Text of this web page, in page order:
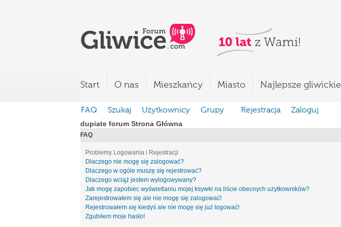
Start O nas Mieszkańcy Miasto Najlepsze gliwickie
FAQ Szukaj Użytkownicy Grupy Rejestracja
Zaloguj
dupiate forum Strona Główna
FAQ
Problemy Logowania i Rejestracji
Dlaczego nie mogę się zalogować?
Dlaczego w ogóle muszę się rejestrować?
Dlaczego wciąż jestem wylogowywany?
Jak mogę zapobiec wyświetlaniu mojej ksywki na liście obecnych użytkowników?
Zarejestrowałem się ale nie mogę się zalogować!
Rejestrowałem się kiedyś ale nie mogę się już logować!
Zgubiłem moje hasło!